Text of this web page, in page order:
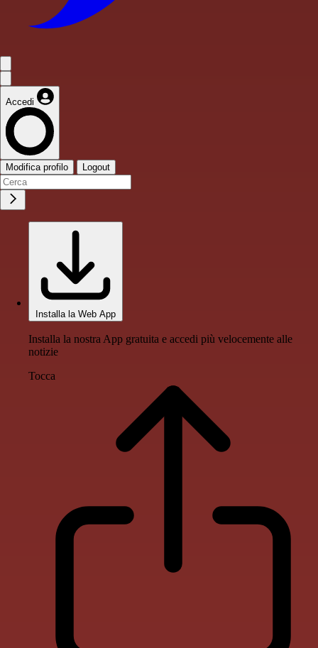
Accedi
Modifica profilo Logout
Installa la Web App
Installa la nostra App gratuita e accedi più velocemente alle
notizie
Tocca